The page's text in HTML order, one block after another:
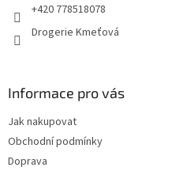
+420 778518078
Drogerie Kmeťová
Informace pro vás
Jak nakupovat
Obchodní podmínky
Doprava